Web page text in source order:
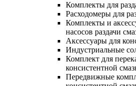
Комплекты для
Расходомеры для
Комплекты и
насосов раздачи
Аксессуары для
Индустриальные
Комплект для
консистентной
Передвижные